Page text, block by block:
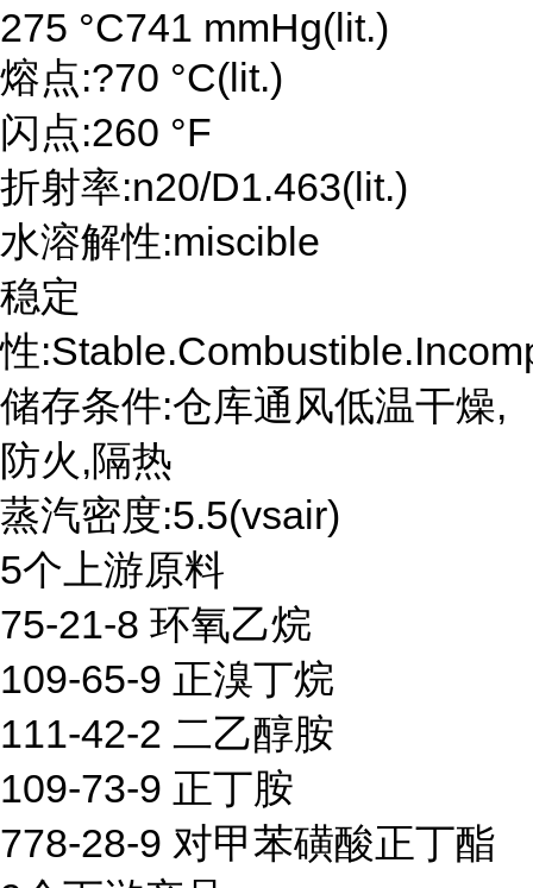
275 °C741 mmHg(lit.)
熔点:?70 °C(lit.)
闪点:260 °F
折射率:n20/D1.463(lit.)
水溶解性:miscible
稳定
性
储存条件:仓库通风低温干燥,
防火,隔热
蒸汽密度:5.5(vsair)
5个上游原料
75-21-8 环氧乙烷
109-65-9 正溴丁烷
111-42-2 二乙醇胺
109-73-9 正丁胺
778-28-9 对甲苯磺酸正丁酯